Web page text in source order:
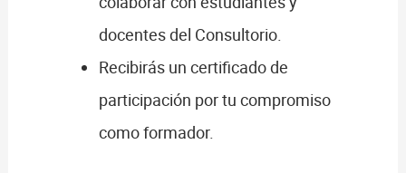
docentes del Consultorio.
Recibirás un certificado de
participación por tu compromiso
como formador.